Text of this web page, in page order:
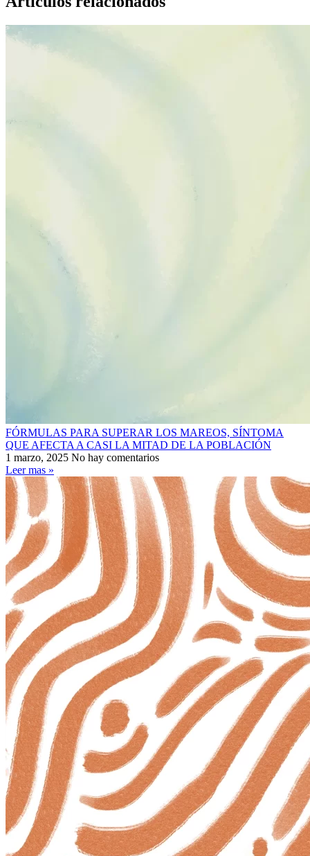
FÓRMULAS PARA SUPERAR LOS MAREOS, SÍNTOMA
QUE AFECTA A CASI LA MITAD DE LA POBLACIÓN
1 marzo, 2025 No hay comentarios
Leer mas »